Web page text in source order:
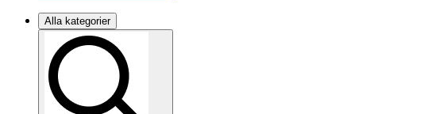
Alla kategorier